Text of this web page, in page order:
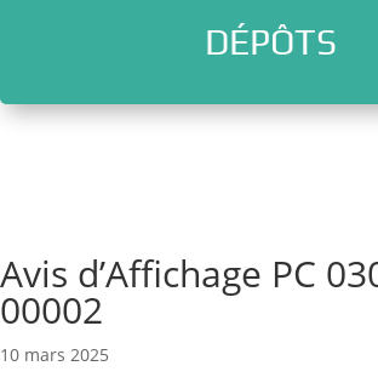
DÉPÔTS
Avis d’Affichage PC
00002
10 mars 2025